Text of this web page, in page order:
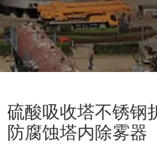
硫酸吸收塔不锈钢
防腐蚀塔内除雾器